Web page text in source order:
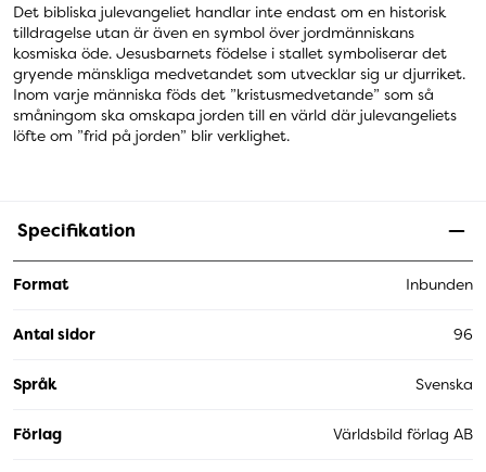
Det bibliska julevangeliet handlar inte endast om en historisk
tilldragelse utan är även en symbol över jordmänniskans
kosmiska öde. Jesusbarnets födelse i stallet symboliserar det
gryende mänskliga medvetandet som utvecklar sig ur djurriket.
Inom varje människa föds det ”kristusmedvetande” som så
småningom ska omskapa jorden till en värld där julevangeliets
löfte om ”frid på jorden” blir verklighet.
Specifikation
Format Inbunden
Antal sidor 96
Språk Svenska
Förlag Världsbild förlag AB